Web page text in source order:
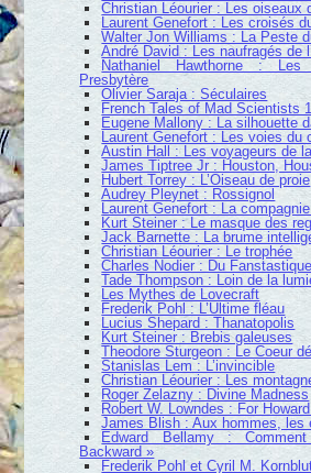
Christian Léourier : Les oiseaux
Laurent Genefort : Les croisés
Walter Jon Williams : La Peste
André David : Les naufragés de
Nathaniel Hawthorne : Les
Presbytère
Olivier Saraja : Séculaires
French Tales of Mad Scientists 1
Eugene Mallony : La silhouette
Laurent Genefort : Les voies du
Austin Hall : Les voyageurs de
James Tiptree Jr : Houston,
Hubert Torrey : L’Oiseau de proie
Audrey Pleynet : Rossignol
Laurent Genefort : La
Kurt Steiner : Le masque des
Jack Barnette : La brume
Christian Léourier : Le trophée
Charles Nodier : Du
Tade Thompson : Loin de la
Les Mythes de Lovecraft
Frederik Pohl : L’Ultime fléau
Lucius Shepard : Thanatopolis
Kurt Steiner : Brebis galeuses
Theodore Sturgeon : Le Coeur
Stanislas Lem : L’invincible
Christian Léourier : Les
Roger Zelazny : Divine Madness
Robert W. Lowndes : For
James Blish : Aux hommes, les
Edward Bellamy :
Backward »
Frederik Pohl et Cyril M.